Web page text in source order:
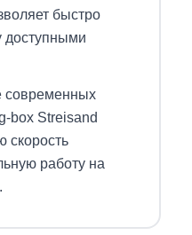
быстро
доступными
современных
box Streisand
скорость
работу на